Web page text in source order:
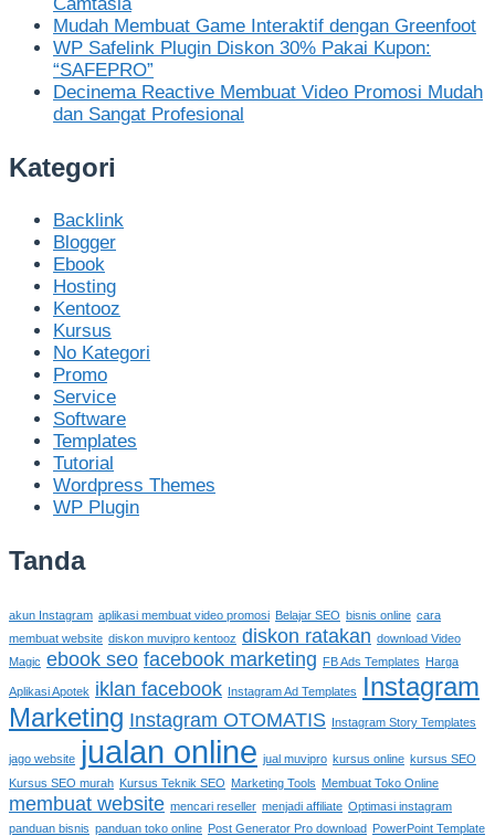
Mudah Membuat Game Interaktif dengan Greenfoot
WP Safelink Plugin Diskon 30% Pakai Kupon:
“SAFEPRO”
Decinema Reactive Membuat Video Promosi Mudah
dan Sangat Profesional
Kategori
Backlink
Blogger
Ebook
Hosting
Kentooz
Kursus
No Kategori
Promo
Service
Software
Templates
Tutorial
Wordpress Themes
WP Plugin
Tanda
akun Instagram aplikasi membuat video promosi Belajar SEO bisnis online cara
membuat website diskon muvipro kentooz diskon ratakan download Video
Magic ebook seo facebook marketing FB Ads Templates Harga
Aplikasi Apotek iklan facebook Instagram Ad Templates
Instagram
Marketing Instagram OTOMATIS Instagram Story Templates
jago website jualan online jual muvipro kursus online kursus SEO
Kursus SEO murah Kursus Teknik SEO Marketing Tools Membuat Toko Online
membuat website mencari reseller menjadi affiliate Optimasi instagram
panduan bisnis panduan toko online Post Generator Pro download PowerPoint Template